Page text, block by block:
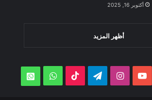
أكتوبر 16, 2025
أظهر المزيد
‫YouTubeانستقرامتيلقرام ‫TikTokواتساب